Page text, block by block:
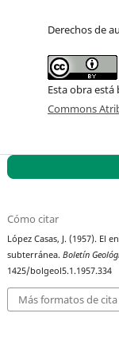
Derechos de
Esta obra
Commons
Cómo citar
López Casas, J. (1957). El
subterránea.Boletín
1425/bolgeol5.1.1957.334
Más formatos de cita